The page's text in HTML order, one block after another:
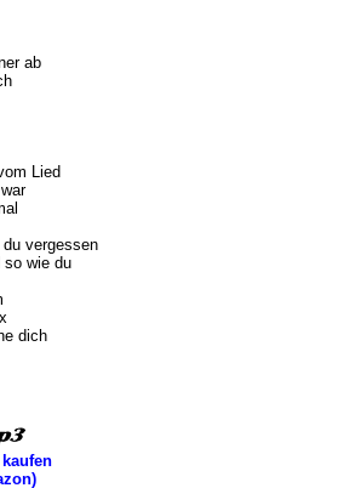
ab
Lied
vergessen
so wie du
dich